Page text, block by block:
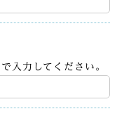
入力してください。